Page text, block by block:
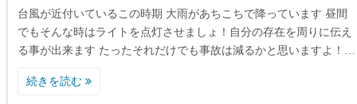
台風が近付いているこの時期 大雨があちこちで降っています 昼間
でもそんな時はライトを点灯させましょ！自分の存在を周りに伝え
る事が出来ます たったそれだけでも事故は減るかと思いますよ！…
続きを読む